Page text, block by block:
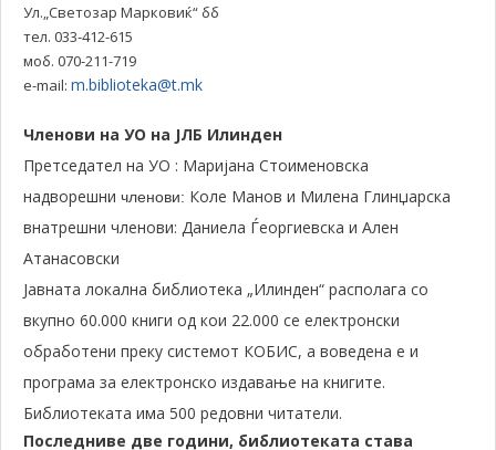
Ул.„Светозар Mарковиќ“ бб
тел. 033-412-615
моб. 070-211-719
е-mail: m.biblioteka@t.mk
Членови на УО на ЈЛБ Илинден
Претседател на УО : Маријана Стоименовска
надворешни членови: Коле Манов и Милена Глинџарска
внатрешни членови: Даниела Ѓеоргиевска и Ален
Атанасовски
Јавната локална библиотека „Илинден“ располага со
вкупно 60.000 книги од кои 22.000 се електронски
обработени преку системот КОБИС, а воведена е и
програма за електронско издавање на книгите.
Библиотеката има 500 редовни читатели.
Последниве две години, библиотеката става